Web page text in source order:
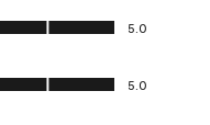
5.0
5.0